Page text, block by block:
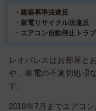
・建築基準法違反
・家電リサイクル法違反
・エアコン自動停止トラ
レオパレスはお部屋と
や、家電の不適切処理
す。
2018年7月までエアコ